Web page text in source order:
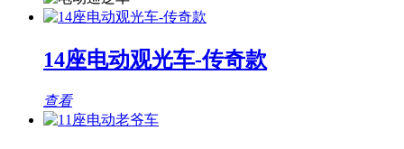
14座电动观光车-传奇款
查看